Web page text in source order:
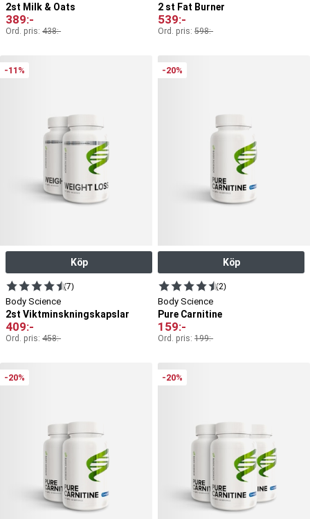
2st Milk & Oats
389:-
Ord. pris: 438:-
2 st Fat Burner
539:-
Ord. pris: 598:-
-11%
Köp
(7)
Body Science
2st Viktminskningskapslar
409:-
Ord. pris: 458:-
-20%
Köp
(2)
Body Science
Pure Carnitine
159:-
Ord. pris: 199:-
-20% -20%